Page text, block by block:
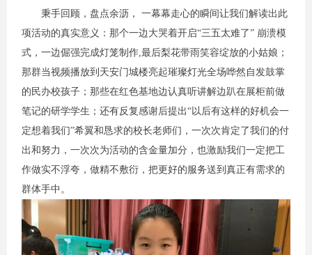
秉手回顾，盘点余沥， 一幕幕走心的瞬间让我们解读出此
项活动的真实意义：那个一边大哭着开启“三五太难了” 崩溃模
式，一边倔强完成灯笼制作,最后梨花带雨笑容绽放的小姑娘；
那群当视频播放到天安门城楼亮起璀璨灯光全场哗然自发鼓掌
的民办校孩子；那些在红色基地边认真听讲解边趴在展柜前做
笔记的研学学生；还有反复感谢后提出“以后有这样的好机会一
定想着我们”希翼和恳求的校长老师们，一次次肯定了我们的付
出和努力，一次次为活动的含金量加分，也激励我们一定把工
作做实不浮夸，做精不敷衍，把更好的服务送到真正有需求的
群体手中。